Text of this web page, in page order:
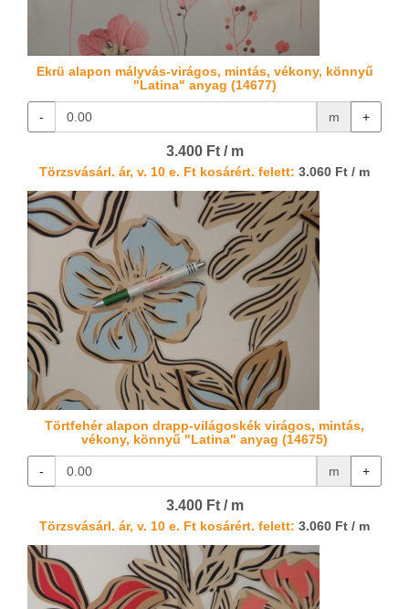
Ekrü alapon mályvás-virágos, mintás, vékony, könnyű
"Latina" anyag (14677)
- m +
3.400 Ft / m
Törzsvásárl. ár, v. 10 e. Ft kosárért. felett: 3.060 Ft / m
Törtfehér alapon drapp-világoskék virágos, mintás,
vékony, könnyű "Latina" anyag (14675)
- m +
3.400 Ft / m
Törzsvásárl. ár, v. 10 e. Ft kosárért. felett: 3.060 Ft / m